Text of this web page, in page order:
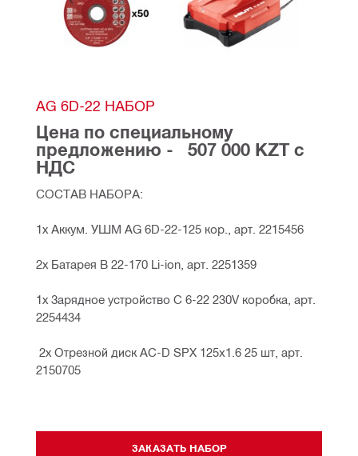
AG 6D-22 НАБОР
Цена по специальному
предложению -   507 000 KZT с
НДС
СОСТАВ НАБОРА:
1х Аккум. УШМ AG 6D-22-125 кор., арт. 2215456
2х Батарея B 22-170 Li-ion, арт. 2251359
1х Зарядное устройство C 6-22 230V коробка, арт.
2254434
2х Отрезной диск AC-D SPX 125x1.6 25 шт, арт.
2150705
ЗАКАЗАТЬ НАБОР